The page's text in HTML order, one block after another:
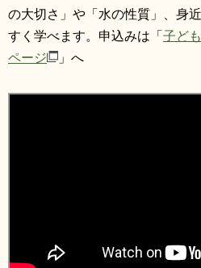
の大切さ」や「水の性質」、身
すく学べます。申込みは「 子ど
ページ
」へ